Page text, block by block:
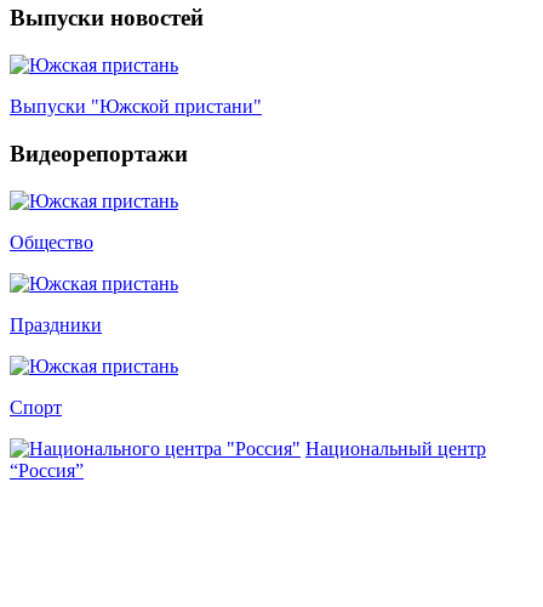
Выпуски новостей
Выпуски "Южской пристани"
Видеорепортажи
Общество
Праздники
Спорт
Национальный центр
“Россия”